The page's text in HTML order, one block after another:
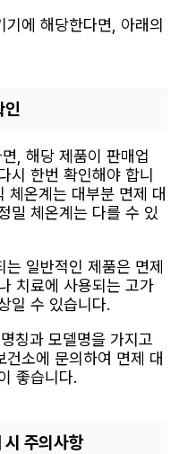
에 해당한다면, 아래의
인
, 해당 제품이 판매업
시 한번 확인해야 합니
체온계는 대부분 면제 대
밀 체온계는 다를 수 있
일반적인 제품은 면제
치료에 사용되는 고가
일 수 있습니다.
칭과 모델명을 가지고
소에 문의하여 면제 대
좋습니다.
시 주의사항